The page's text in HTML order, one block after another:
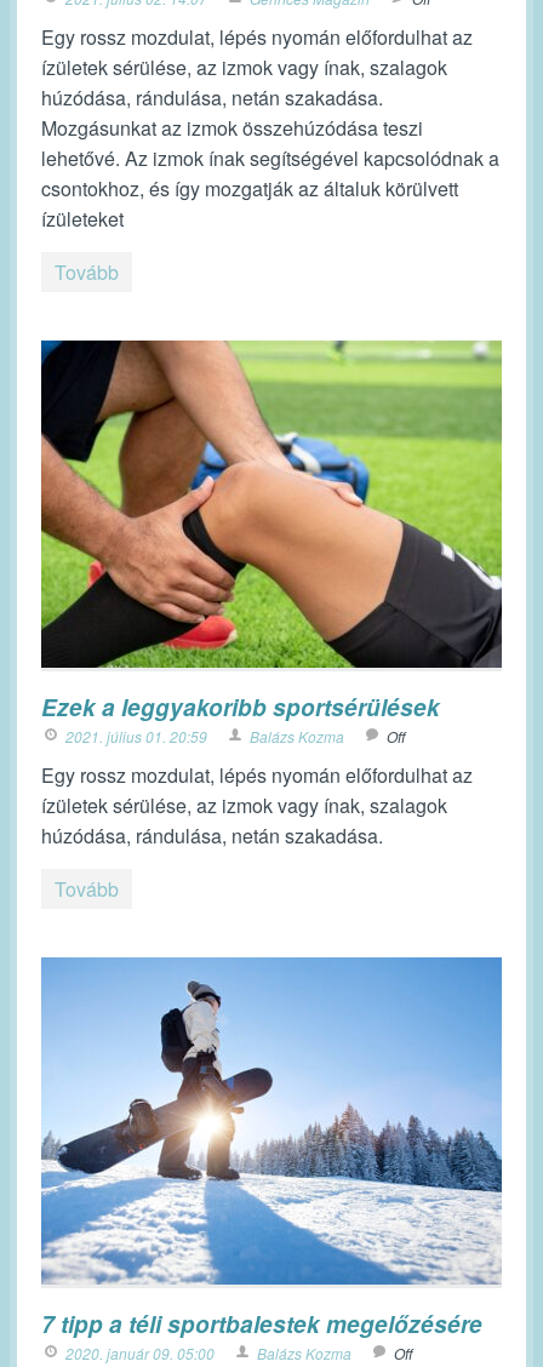
Egy rossz mozdulat, lépés nyomán előfordulhat az
ízületek sérülése, az izmok vagy ínak, szalagok
húzódása, rándulása, netán szakadása.
Mozgásunkat az izmok összehúzódása teszi
lehetővé. Az izmok ínak segítségével kapcsolódnak a
csontokhoz, és így mozgatják az általuk körülvett
ízületeket
Tovább
Ezek a leggyakoribb sportsérülések
2021. július 01. 20:59 Balázs Kozma Off
Egy rossz mozdulat, lépés nyomán előfordulhat az
ízületek sérülése, az izmok vagy ínak, szalagok
húzódása, rándulása, netán szakadása.
Tovább
7 tipp a téli sportbalestek megelőzésére
2020. január 09. 05:00 Balázs Kozma Off